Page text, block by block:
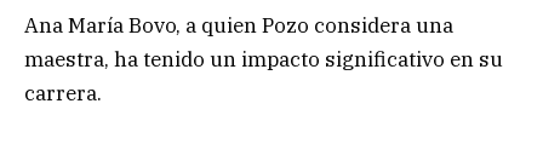
Ana María Bovo, a quien Pozo considera una
maestra, ha tenido un impacto significativo en su
carrera.